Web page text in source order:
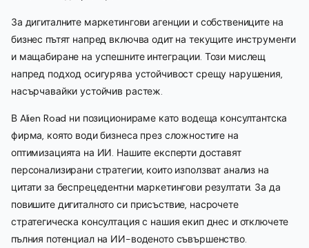
За дигиталните маркетингови агенции и собствениците на
бизнес пътят напред включва одит на текущите инструменти
и мащабиране на успешните интеграции. Този мислещ
напред подход осигурява устойчивост срещу нарушения,
насърчавайки устойчив растеж.
В Alien Road ни позиционираме като водеща консултантска
фирма, която води бизнеса през сложностите на
оптимизацията на ИИ. Нашите експерти доставят
персонализирани стратегии, които използват анализ на
цитати за беспрецедентни маркетингови резултати. За да
повишите дигиталното си присъствие, насрочете
стратегическа консултация с нашия екип днес и отключете
пълния потенциал на ИИ-воденото съвършенство.